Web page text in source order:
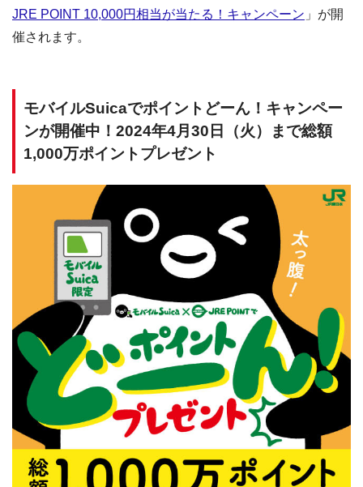
JRE POINT 10,000円相当が当たる！キャンペーン 」が開
催されます。
モバイルSuicaでポイントどーん！キャンペー
ンが開催中！2024年4月30日（火）まで総額
1,000万ポイントプレゼント